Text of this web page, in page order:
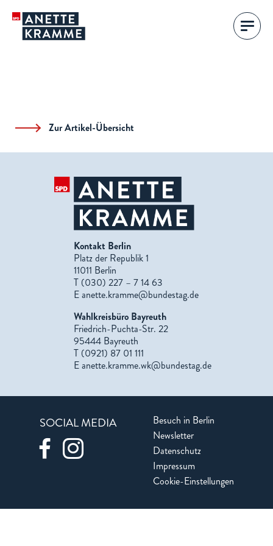
Zur Artikel-Übersicht
Kontakt Berlin
Platz der Republik 1
11011 Berlin
T (030) 227 – 7 14 63
Eanette.kramme@bundestag.de
Wahlkreisbüro Bayreuth
Friedrich-Puchta-Str. 22
95444 Bayreuth
T (0921) 87 01 111
Eanette.kramme.wk@bundestag.de
SOCIAL MEDIA
Besuch in Berlin
Newsletter
Datenschutz
Impressum
Cookie-Einstellungen